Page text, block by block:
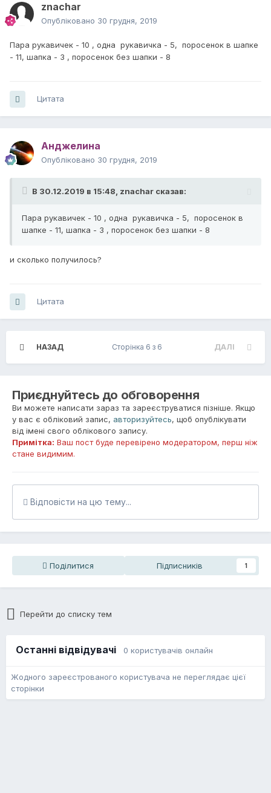
znachar
Опубліковано 30 грудня, 2019
Пара рукавичек - 10 , одна рукавичка - 5, поросенок в шапке
- 11, шапка - 3 , поросенок без шапки - 8
Цитата
Анджелина
Опубліковано 30 грудня, 2019
В 30.12.2019 в 15:48, znachar сказав:
Пара рукавичек - 10 , одна рукавичка - 5, поросенок в
шапке - 11, шапка - 3 , поросенок без шапки - 8
и сколько получилось?
Цитата
НАЗАД ДАЛІ
Сторінка 6 з 6
Приєднуйтесь до обговорення
Ви можете написати зараз та зареєструватися пізніше. Якщо
у вас є обліковий запис, авторизуйтесь, щоб опублікувати
від імені свого облікового запису.
Примітка: Ваш пост буде перевірено модератором, перш ніж
стане видимим.
Відповісти на цю тему...
Поділитися Підписників 1
Перейти до списку тем
Останні відвідувачі 0 користувачів онлайн
Жодного зареєстрованого користувача не переглядає цієї
сторінки